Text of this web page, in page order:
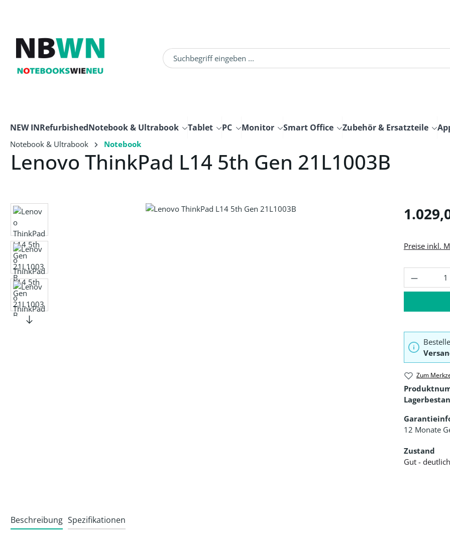
NEW INRefurbishedNotebook & Ultrabook Tablet PC Monitor Smart Office Zubehör & Ersatzteile
Notebook & Ultrabook Notebook
Lenovo ThinkPad L14 5th Gen 21L1003B
Bildergalerie überspringen Regulärer
Preise inkl.
Zum
12 Monate
Zustand
Gut -
Beschreibung Spezifikationen